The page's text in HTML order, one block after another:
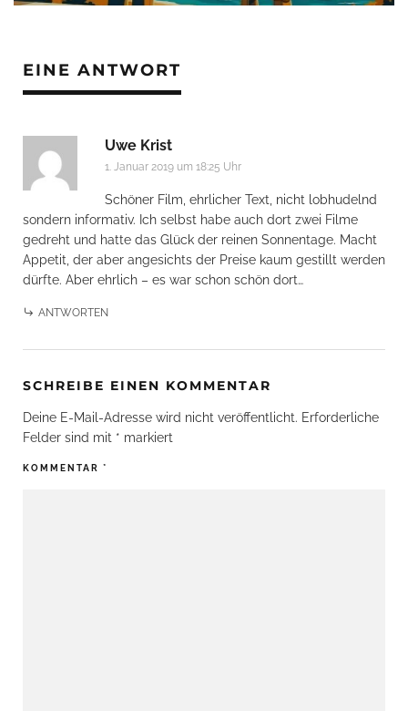
EINE ANTWORT
Uwe Krist
1. Januar 2019 um 18:25 Uhr
Schöner Film, ehrlicher Text, nicht lobhudelnd
sondern informativ. Ich selbst habe auch dort zwei Filme
gedreht und hatte das Glück der reinen Sonnentage. Macht
Appetit, der aber angesichts der Preise kaum gestillt werden
dürfte. Aber ehrlich – es war schon schön dort…
ANTWORTEN
SCHREIBE EINEN KOMMENTAR
Deine E-Mail-Adresse wird nicht veröffentlicht. Erforderliche
Felder sind mit * markiert
KOMMENTAR *